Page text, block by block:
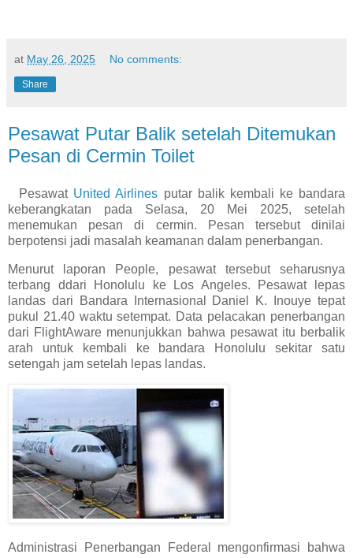
at May 26, 2025 No comments:
Share
Pesawat Putar Balik setelah Ditemukan
Pesan di Cermin Toilet
Pesawat United Airlines putar balik kembali ke bandara
keberangkatan pada Selasa, 20 Mei 2025, setelah
menemukan pesan di cermin. Pesan tersebut dinilai
berpotensi jadi masalah keamanan dalam penerbangan.
Menurut laporan People, pesawat tersebut seharusnya
terbang ddari Honolulu ke Los Angeles. Pesawat lepas
landas dari Bandara Internasional Daniel K. Inouye tepat
pukul 21.40 waktu setempat. Data pelacakan penerbangan
dari FlightAware menunjukkan bahwa pesawat itu berbalik
arah untuk kembali ke bandara Honolulu sekitar satu
setengah jam setelah lepas landas.
Administrasi Penerbangan Federal mengonfirmasi bahwa